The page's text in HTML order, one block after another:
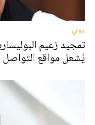
دولي
تمجيد زعيم
يُشعل مواقع التواصل